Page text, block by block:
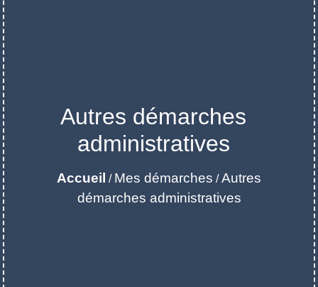
Autres démarches
administratives
Accueil / Mes démarches /Autres
démarches administratives